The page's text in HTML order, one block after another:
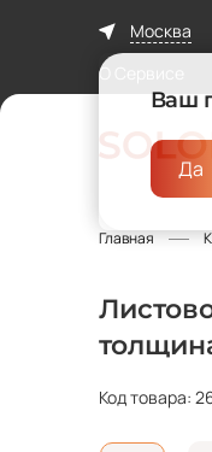
Москва
О Сервисе
Главная
Код товара:
Ваш
Да